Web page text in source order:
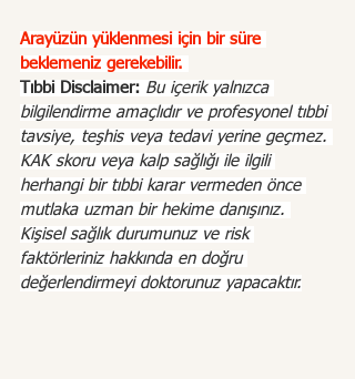
Arayüzün yüklenmesi için bir süre
beklemeniz gerekebilir.
Tıbbi Disclaimer: Bu içerik yalnızca
bilgilendirme amaçlıdır ve profesyonel tıbbi
tavsiye, teşhis veya tedavi yerine geçmez.
KAK skoru veya kalp sağlığı ile ilgili
herhangi bir tıbbi karar vermeden önce
mutlaka uzman bir hekime danışınız.
Kişisel sağlık durumunuz ve risk
faktörleriniz hakkında en doğru
değerlendirmeyi doktorunuz yapacaktır.